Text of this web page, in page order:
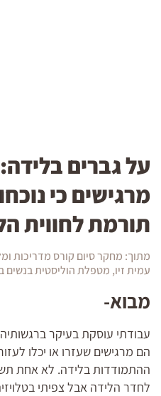
על גברים
מרגישים כי
תורמת לחווית
עמית זיו, מטפלת הוליסטית בנשים
מבוא-
עבודתי עוסקת בעיקר
הם מרגישים שעזרו או יכלו
ההתמודדות בלידה. לא אחת
לחדר הלידה אבל צפיתי